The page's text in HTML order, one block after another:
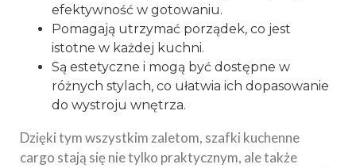
efektywność w gotowaniu.
Pomagają utrzymać porządek, co jest
istotne w każdej kuchni.
Są estetyczne i mogą być dostępne w
różnych stylach, co ułatwia ich dopasowanie
do wystroju wnętrza.
Dzięki tym wszystkim zaletom, szafki kuchenne
cargo stają się nie tylko praktycznym, ale także